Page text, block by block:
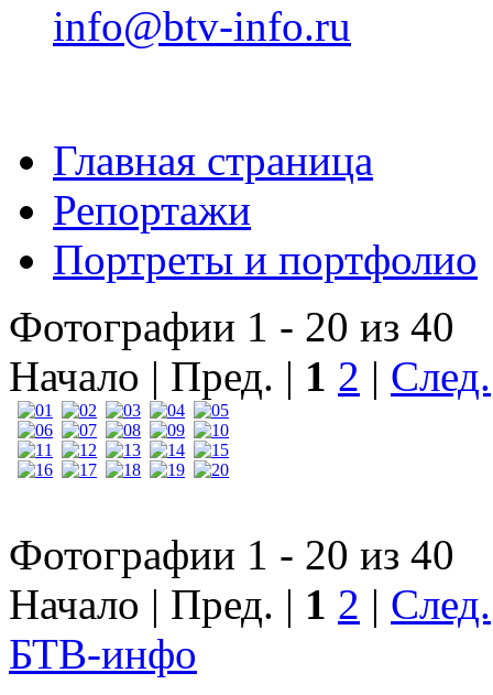
info@btv-info.ru
Главная страница
Репортажи
Портреты и портфолио
Фотографии 1 - 20 из 40
Начало | Пред. | 1 2 | След.
Фотографии 1 - 20 из 40
Начало | Пред. | 1 2 | След.
БТВ-инфо